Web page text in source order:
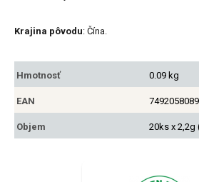
Krajina pôvodu: Čína.
Hmotnosť 0.09 kg
EAN
Objem 20ks x 2,2g